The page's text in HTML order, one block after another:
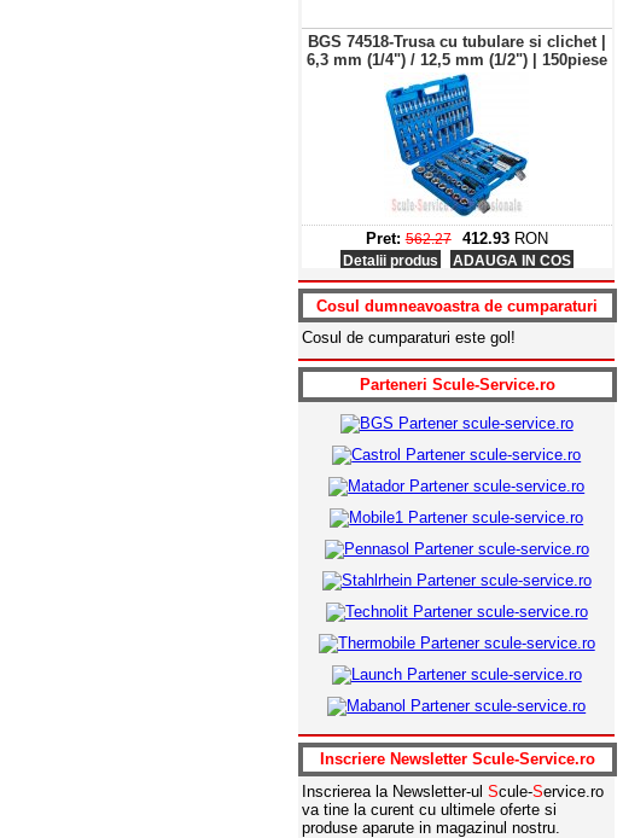
BGS 74518-Trusa cu tubulare si clichet |
6,3 mm (1/4") / 12,5 mm (1/2") | 150piese
Pret: 562.27 412.93RON
Detalii produs ADAUGA IN COS
BGS 3288-Pistol pneumatic BGS 2200
Nm
Pret: 1362.55 1011.44RON
BGS 74412-Pistol pneumatic3/4- BGS
1650 Nm
Pret: 589.05 RON
Detalii produs ADAUGA IN COS
BGS 74411-Pistol pneumatic1/2- BGS
1650 Nm
Cosul dumneavoastra de cumparaturi
Cosul de cumparaturi este gol!
Parteneri Scule-Service.ro
Inscriere Newsletter Scule-Service.ro
Inscrierea la Newsletter-ul Scule-Service.ro
va tine la curent cu ultimele oferte si
produse aparute in magazinul nostru.